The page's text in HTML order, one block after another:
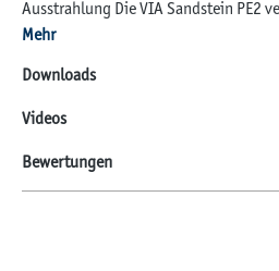
Ausstrahlung Die VIA Sandstein PE2
Mehr
Downloads
Videos
Bewertungen